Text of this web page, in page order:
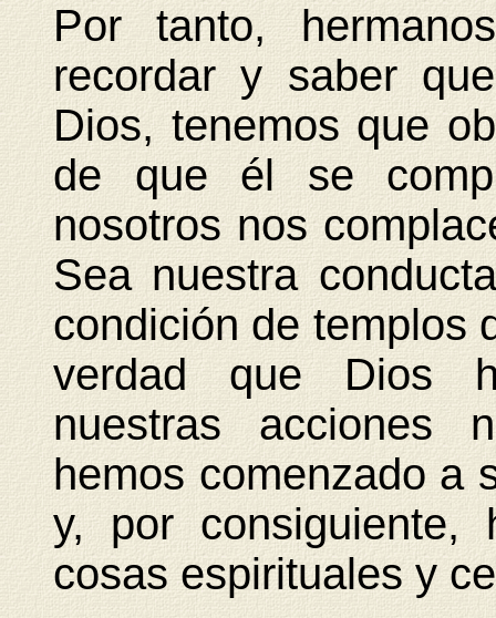
Por tanto,
recordar y saber
Dios, tenemos que
de que él se
nosotros nos
Sea nuestra
condición de templos
verdad que Dios
nuestras acciones
hemos comenzado a
y, por consiguiente,
cosas espirituales y